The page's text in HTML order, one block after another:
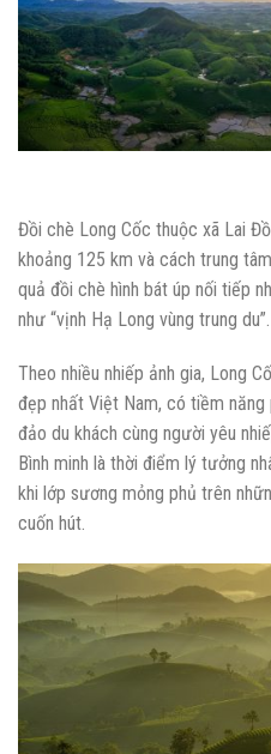
Đồi chè Long Cốc thuộc xã Lai
khoảng 125 km và cách trung
quả đồi chè hình bát úp nối tiếp
như “vịnh Hạ Long vùng trung du”.
Theo nhiều nhiếp ảnh gia, Long
đẹp nhất Việt Nam, có tiềm
đảo du khách cùng người yêu
Bình minh là thời điểm lý tưởng
khi lớp sương mỏng phủ trên
cuốn hút.